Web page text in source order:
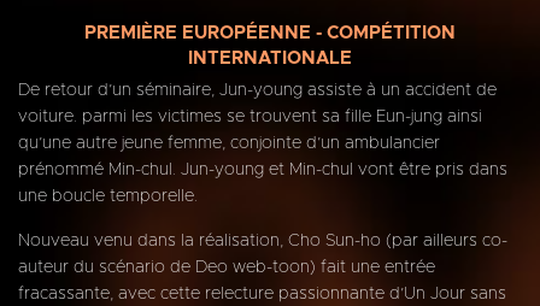
PREMIÈRE EUROPÉENNE - COMPÉTITION
INTERNATIONALE
De retour d’un séminaire, Jun-young assiste à un accident de
voiture. parmi les victimes se trouvent sa fille Eun-jung ainsi
qu’une autre jeune femme, conjointe d’un ambulancier
prénommé Min-chul. Jun-young et Min-chul vont être pris dans
une boucle temporelle.
Nouveau venu dans la réalisation, Cho Sun-ho (par ailleurs co-
auteur du scénario de Deo web-toon) fait une entrée
fracassante, avec cette relecture passionnante d’Un Jour sans